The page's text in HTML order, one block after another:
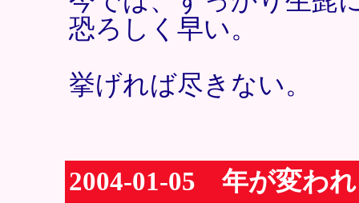
恐ろしく早い。
挙げれば尽きない。
2004-01-05 年が変わ